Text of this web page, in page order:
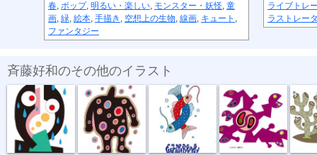
春, ポップ, 明るい・楽しい, モンスター・妖怪, 童
画, 緑, 絵本, 手描き , 空想上の生物, 線画, キュート ,
ファンタジー
ライブトレ
ラストレー
斉藤好和のその他のイラスト
傘がない 正体不明 深海の恋
話し合い オハヨーゴザ... 噂の出所 風祭り ハイ